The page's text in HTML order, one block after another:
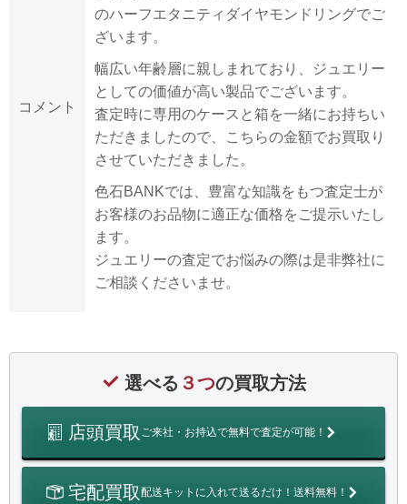
コメント
のハーフエタニティダイヤモンドリングでご
ざいます。
幅広い年齢層に親しまれており、ジュエリー
としての価値が高い製品でございます。
査定時に専用のケースと箱を一緒にお持ちい
ただきましたので、こちらの金額でお買取り
させていただきました。
色石BANKでは、豊富な知識をもつ査定士が
お客様のお品物に適正な価格をご提示いたし
ます。
ジュエリーの査定でお悩みの際は是非弊社に
ご相談くださいませ。
選べる ３つの買取方法
店頭買取 ご来社・お持込で無料で査定が可能！
宅配買取配送キットに入れて送るだけ！送料無料！